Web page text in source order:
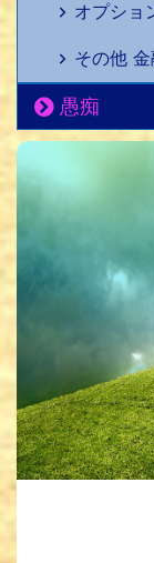
オプショ
その他
愚痴